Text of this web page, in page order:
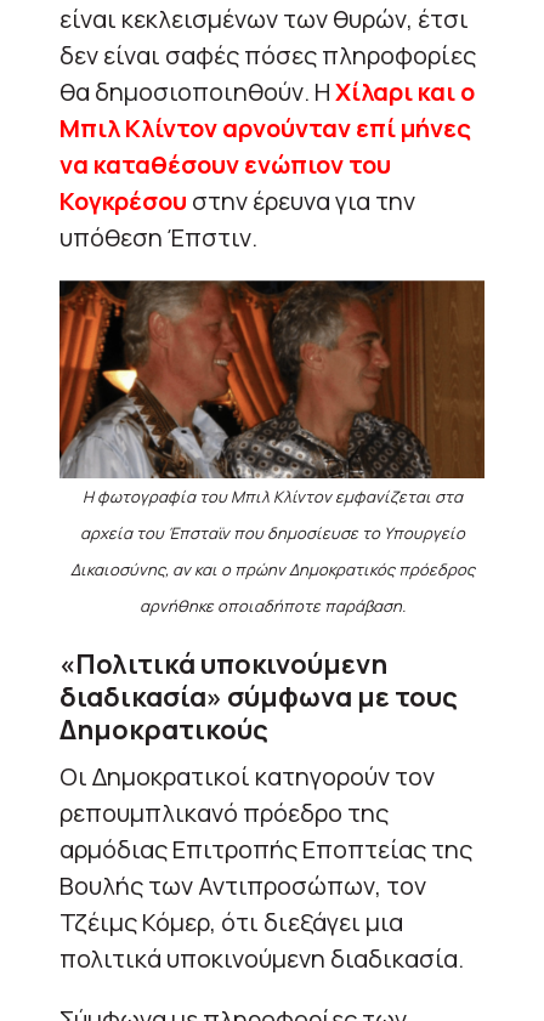
είναι κεκλεισμένων των θυρών, έτσι
δεν είναι σαφές πόσες πληροφορίες
θα δημοσιοποιηθούν. ΗΧίλαρι και ο
Μπιλ Κλίντον αρνούνταν επί μήνες
να καταθέσουν ενώπιον του
Κογκρέσου στην έρευνα για την
υπόθεση Έπστιν.
Η φωτογραφία του Μπιλ Κλίντον εμφανίζεται στα
αρχεία του Έπσταϊν που δημοσίευσε το Υπουργείο
Δικαιοσύνης, αν και ο πρώην Δημοκρατικός πρόεδρος
αρνήθηκε οποιαδήποτε παράβαση.
«Πολιτικά υποκινούμενη
διαδικασία» σύμφωνα με τους
Δημοκρατικούς
Οι Δημοκρατικοί κατηγορούν τον
ρεπουμπλικανό πρόεδρο της
αρμόδιας Επιτροπής Εποπτείας της
Βουλής των Αντιπροσώπων, τον
Τζέιμς Κόμερ, ότι διεξάγει μια
πολιτικά υποκινούμενη διαδικασία.